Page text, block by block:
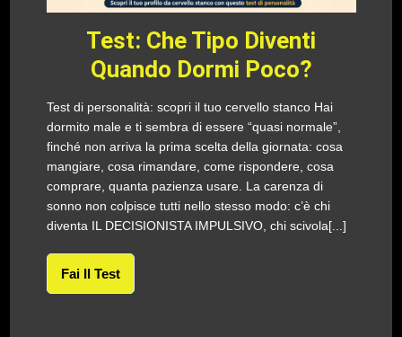
Test: Che Tipo Diventi
Quando Dormi Poco?
Test di personalità: scopri il tuo cervello stanco Hai
dormito male e ti sembra di essere “quasi normale”,
finché non arriva la prima scelta della giornata: cosa
mangiare, cosa rimandare, come rispondere, cosa
comprare, quanta pazienza usare. La carenza di
sonno non colpisce tutti nello stesso modo: c’è chi
diventa IL DECISIONISTA IMPULSIVO, chi scivola[...]
Fai Il Test